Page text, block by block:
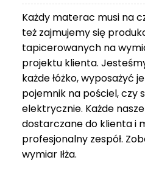
Każdy materac musi na
też zajmujemy się
tapicerowanych na
projektu klienta.
każde łóżko, wyposażyć
pojemnik na pościel, czy
elektrycznie. Każde nasze
dostarczane do klienta i
profesjonalny zespół.
wymiar Iłża.